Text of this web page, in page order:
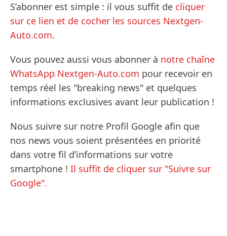
S’abonner est simple : il vous suffit de cliquer
sur ce lien et de cocher les sources Nextgen-
Auto.com.
Vous pouvez aussi vous abonner à notre chaîne
WhatsApp Nextgen-Auto.com pour recevoir en
temps réel les "breaking news" et quelques
informations exclusives avant leur publication !
Nous suivre sur notre Profil Google afin que
nos news vous soient présentées en priorité
dans votre fil d’informations sur votre
smartphone ! Il suffit de cliquer sur "Suivre sur
Google".